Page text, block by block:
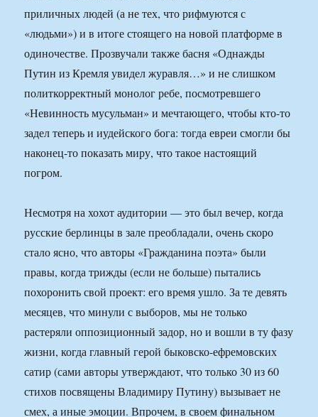
приличных людей (а не тех, что рифмуются с
«людьми») и в итоге стоящего на новой платформе в
одиночестве. Прозвучали также басня «Однажды
Путин из Кремля увидел журавля…» и не слишком
политкорректный монолог ребе, посмотревшего
«Невинность мусульман» и мечтающего, чтобы кто-то
задел теперь и иудейского бога: тогда евреи смогли бы
наконец-то показать миру, что такое настоящий
погром.
Несмотря на хохот аудитории — это был вечер, когда
русские берлинцы в зале преобладали, очень скоро
стало ясно, что авторы «Гражданина поэта» были
правы, когда трижды (если не больше) пытались
похоронить свой проект: его время ушло. За те девять
месяцев, что минули с выборов, мы не только
растеряли оппозиционный задор, но и вошли в ту фазу
жизни, когда главный герой быковско-ефремовских
сатир (сами авторы утверждают, что только 30 из 60
стихов посвящены Владимиру Путину) вызывает не
смех, а иные эмоции. Впрочем, в своем финальном